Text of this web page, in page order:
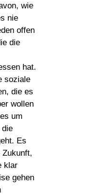
wie
nie
offen
die
hat.
soziale
die es
wollen
um
die
Es
klar
gehen